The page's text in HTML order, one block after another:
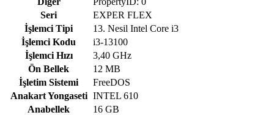
Seri
EXPER FLEX
İşlemci Tipi
13. Nesil Intel Core i3
İşlemci Kodu
i3-13100
İşlemci Hızı
3,40 GHz
Ön Bellek
12 MB
İşletim Sistemi
FreeDOS
Anakart Yongaseti INTEL 610
Anabellek
16 GB